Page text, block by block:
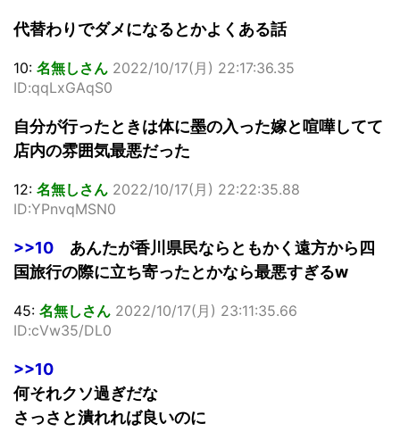
代替わりでダメになるとかよくある話
10: 名無しさん 2022/10/17(月) 22:17:36.35
ID:qqLxGAqS0
自分が行ったときは体に墨の入った嫁と喧嘩してて
店内の雰囲気最悪だった
12: 名無しさん 2022/10/17(月) 22:22:35.88
ID:YPnvqMSN0
>>10 あんたが香川県民ならともかく遠方から四
国旅行の際に立ち寄ったとかなら最悪すぎるw
45: 名無しさん 2022/10/17(月) 23:11:35.66
ID:cVw35/DL0
>>10
何それクソ過ぎだな
さっさと潰れれば良いのに